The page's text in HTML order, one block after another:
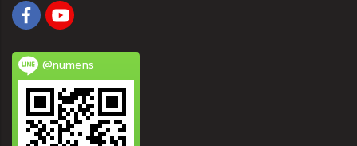
@numens